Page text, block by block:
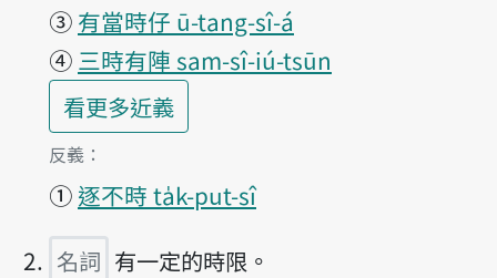
③ 有當時仔 ū-tang-sî-á
④ 三時有陣 sam-sî-iú-tsūn
看更多第1項釋義的
近義
第1項釋義的
反義：
① 逐不時 ta̍k-put-sî
名詞 有一定的時限。